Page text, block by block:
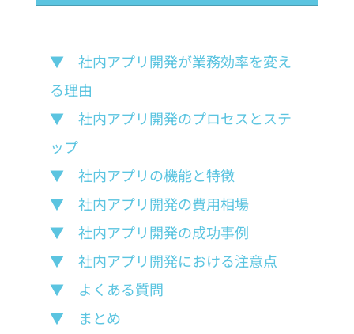
▼　社内アプリ開発が業務効率を変え
る理由
▼　社内アプリ開発のプロセスとステ
ップ
▼　社内アプリの機能と特徴
▼　社内アプリ開発の費用相場
▼　社内アプリ開発の成功事例
▼　社内アプリ開発における注意点
▼　よくある質問
▼　まとめ